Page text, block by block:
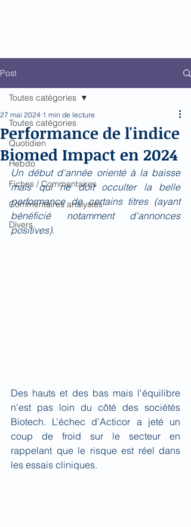
Post
Toutes catégories
Quotidien
Hebdo
Fiches / Commentaires
Commentaires analystes
Divers
Toutes catégories
Performance de l'indice
Biomed Impact en 2024
27 mai 2024 1 min de lecture
Un début d'année orienté à la baisse
mais qui ne doit occulter la belle
performance de certains titres (ayant
bénéficié notamment d'annonces
positives).
Des hauts et des bas mais l'équilibre
n'est pas loin du côté des sociétés
Biotech. L’échec d’Acticor a jeté un
coup de froid sur le secteur en
rappelant que le risque est réel dans
les essais cliniques.